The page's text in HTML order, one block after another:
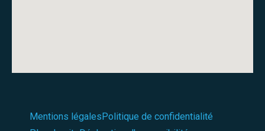
Mentions légalesPolitique de confidentialité